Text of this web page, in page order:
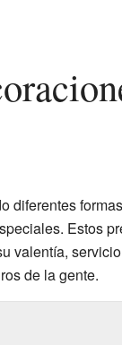
diferentes
Estos
valentía,
de la gente.